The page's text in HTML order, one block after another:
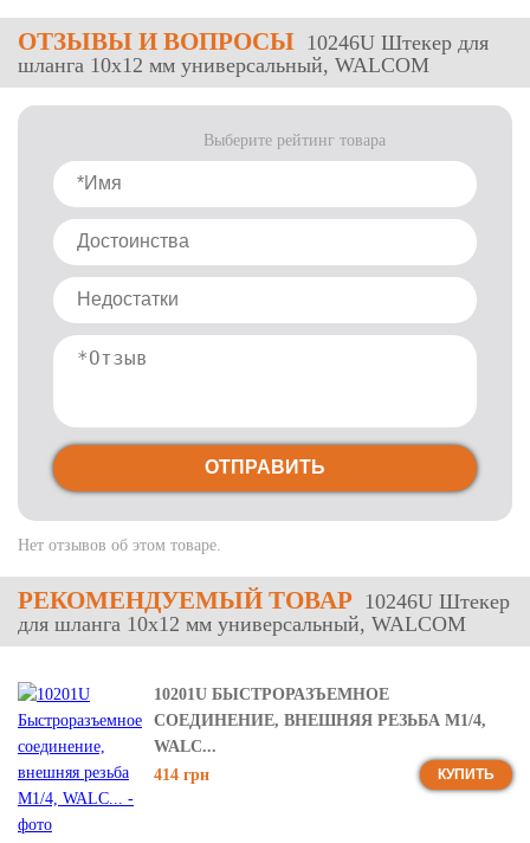
ОТЗЫВЫ И ВОПРОСЫ 10246U Штекер для
шланга 10х12 мм универсальный, WALCOM
Нет отзывов об этом товаре.
Выберите рейтинг товара
ОТПРАВИТЬ
РЕКОМЕНДУЕМЫЙ ТОВАР 10246U Штекер
для шланга 10х12 мм универсальный, WALCOM
10201U БЫСТРОРАЗЪЕМНОЕ
СОЕДИНЕНИЕ, ВНЕШНЯЯ РЕЗЬБА М1/4,
WALC...
414 грн
КУПИТЬ